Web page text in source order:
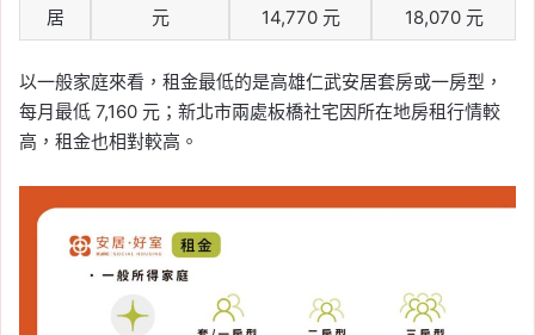
居
元
14,770 元
18,070 元
以一般家庭來看，租金最低的是高雄仁武安居套房或一房型，
每月最低 7,160 元；新北市兩處板橋社宅因所在地房租行情較
高，租金也相對較高。